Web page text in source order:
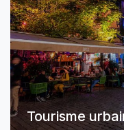
Tourisme